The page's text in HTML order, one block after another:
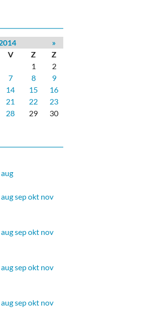
»
V Z
Z
1
2
7 8
9
14 15
16
21 22
23
28 29 30
aug
augsepokt nov
augsepokt nov
augsepokt nov
augsepokt nov